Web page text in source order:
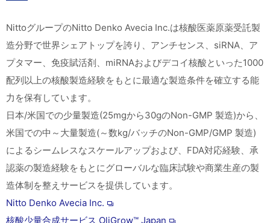
NittoグループのNitto Denko Avecia Inc.は核酸医薬原薬受託製
造分野で世界シェアトップを誇り、アンチセンス、siRNA、ア
プタマー、免疫賦活剤、miRNAおよびデコイ核酸といった1000
配列以上の核酸製造経験をもとに最適な製造条件を確立する能
力を保有しています。
日本/米国での少量製造(25mgから30gのNon-GMP 製造)から、
米国での中～大量製造(～数kg/バッチのNon-GMP/GMP 製造)
によるシームレスなスケールアップおよび、FDA対応経験、承
認薬の製造経験をもとにグローバルな臨床試験や商業生産の製
造体制を整えサービスを提供しています。
Nitto Denko Avecia Inc.
核酸少量合成サービス OliGrow™ Japan